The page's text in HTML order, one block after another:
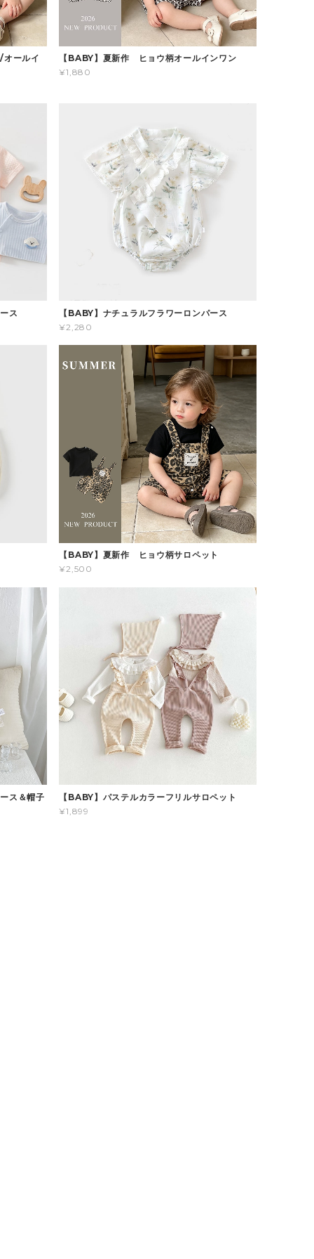
オールイ
【BABY】夏新作 ヒョウ柄オールインワン
¥1,880
ス
【BABY】ナチュラルフラワーロンパース
¥2,280
【BABY】夏新作 ヒョウ柄サロペット
¥2,500
ス＆帽子
【BABY】パステルカラーフリルサロペット
¥1,899